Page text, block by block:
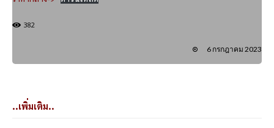
382
6 กรกฎาคม 2023
..เพิ่มเติม..